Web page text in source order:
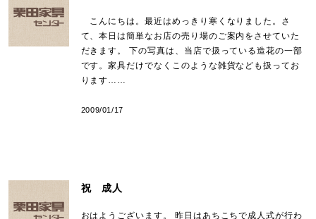
こんにちは。最近はめっきり寒くなりました。さ
て、本日は簡単なお店の売り場のご案内をさせていた
だきます。 下の写真は、当店で扱っている造花の一部
です。家具だけでなくこのような雑貨なども扱ってお
ります……
2009/01/17
祝 成人
おはようございます。 昨日はあちこちで成人式が行わ